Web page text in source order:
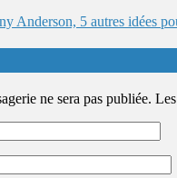
Anderson, 5 autres idées
ne sera pas publiée.